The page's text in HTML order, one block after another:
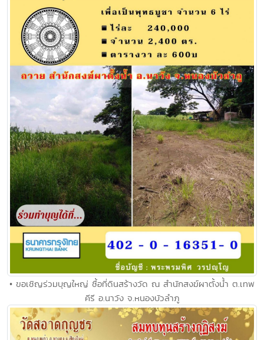
• ขอเชิญร่วมบุญใหญ่ ซื้อที่ดินสร้างวัด ณ สำนักสงฆ์ผาตั้งน้ำ ต.เทพ
คีรี อ.นาวัง จ.หนองบัวลำภู